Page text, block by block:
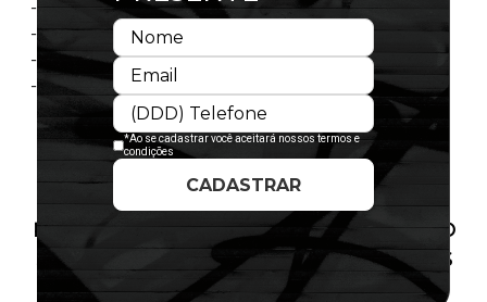
- Aba levemente curvada
- Flag New Era® bordada na lateral esquerda
- Licença oficial
- Composição:100% Poliéster
PRODUTO SEM ESTOQUE DÍSPONÍVEL NO
SITE, CONSULTE A DISPONIBILIDADE NAS
LOJAS